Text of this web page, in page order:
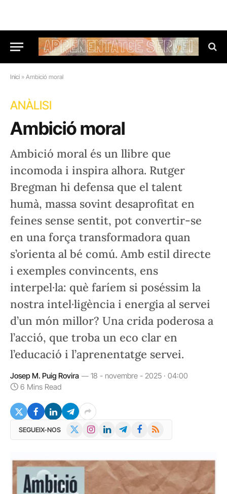
Inici » Ambició moral
ANÀLISI
Ambició moral
Ambició moral és un llibre que
incomoda i inspira alhora. Rutger
Bregman hi defensa que el talent
humà, massa sovint desaprofitat en
feines sense sentit, pot convertir-se
en una força transformadora quan
s’orienta al bé comú. Amb estil directe
i exemples convincents, ens
interpel·la: què faríem si poséssim la
nostra intel·ligència i energia al servei
d’un món millor? Una crida poderosa a
l’acció, que troba un eco clar en
l’educació i l’aprenentatge servei.
Josep M. Puig Rovira
18 - novembre - 2025 · 04:00
6 Mins Read
SEGUEIX-NOS InstagramLinkedInTelegramFacebook
RSS